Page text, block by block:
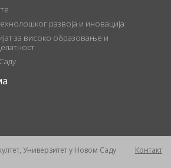
развоја и иновација
за високо образовање и
Универзитет у Новом Саду Контакт